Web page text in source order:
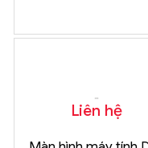
Liên hệ